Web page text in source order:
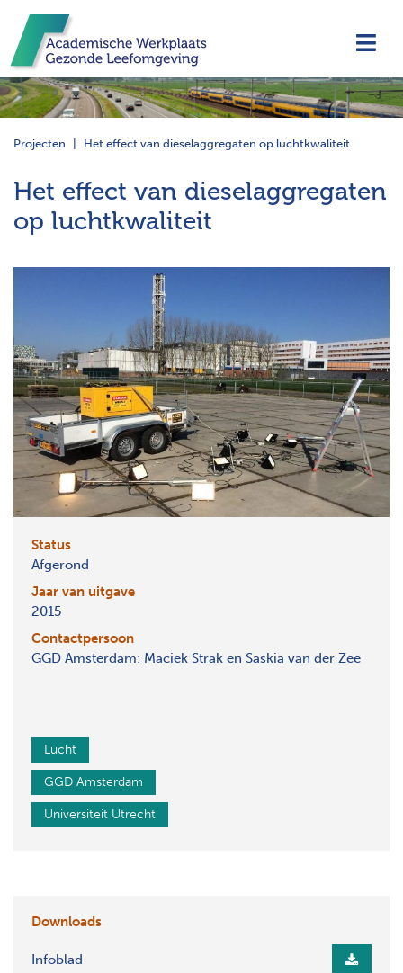
Projecten Het effect van dieselaggregaten op luchtkwaliteit
Het effect van dieselaggregaten
op luchtkwaliteit
Status
Afgerond
Jaar van uitgave
2015
Contactpersoon
GGD Amsterdam: Maciek Strak en Saskia van der Zee
Lucht
GGD Amsterdam
Universiteit Utrecht
Downloads
Infoblad